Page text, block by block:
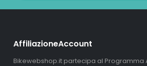
AffiliazioneAccount
Bikewebshop.it partecipa al Programma